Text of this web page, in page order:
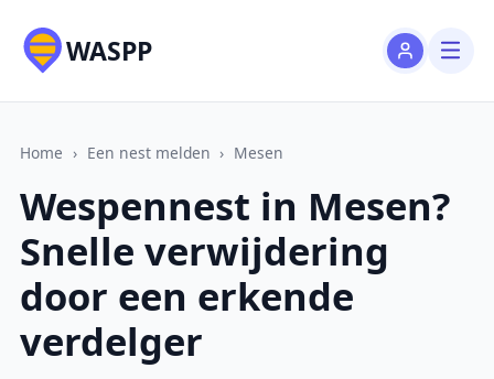
WASPP
Home › Een nest melden › Mesen
Wespennest in Mesen?
Snelle verwijdering
door een erkende
verdelger